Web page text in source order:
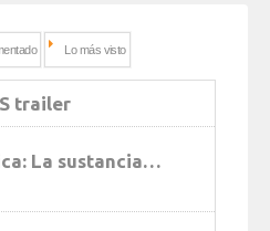
Lo más visto
trailer
La sustancia…